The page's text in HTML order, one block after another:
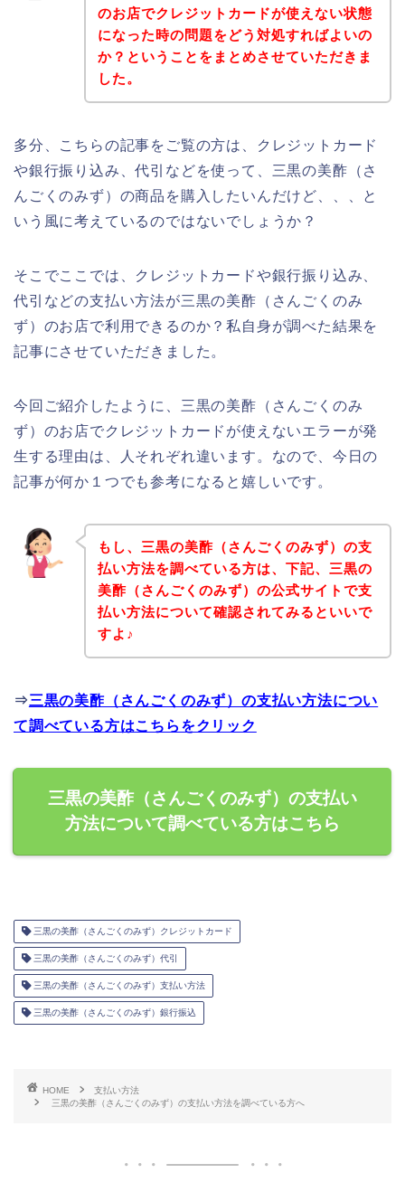
のお店でクレジットカードが使えない状態
になった時の問題をどう対処すればよいの
か？ということをまとめさせていただきま
した。
多分、こちらの記事をご覧の方は、クレジットカード
や銀行振り込み、代引などを使って、三黒の美酢（さ
んごくのみず）の商品を購入したいんだけど、、、と
いう風に考えているのではないでしょうか？
そこでここでは、クレジットカードや銀行振り込み、
代引などの支払い方法が三黒の美酢（さんごくのみ
ず）のお店で利用できるのか？私自身が調べた結果を
記事にさせていただきました。
今回ご紹介したように、三黒の美酢（さんごくのみ
ず）のお店でクレジットカードが使えないエラーが発
生する理由は、人それぞれ違います。なので、今日の
記事が何か１つでも参考になると嬉しいです。
もし、三黒の美酢（さんごくのみず）の支
払い方法を調べている方は、下記、三黒の
美酢（さんごくのみず）の公式サイトで支
払い方法について確認されてみるといいで
すよ♪
⇒三黒の美酢（さんごくのみず）の支払い方法につい
て調べている方はこちらをクリック
三黒の美酢（さんごくのみず）の支払い
方法について調べている方はこちら
三黒の美酢（さんごくのみず）クレジットカード
三黒の美酢（さんごくのみず）代引
三黒の美酢（さんごくのみず）支払い方法
三黒の美酢（さんごくのみず）銀行振込
HOME
支払い方法
三黒の美酢（さんごくのみず）の支払い方法を調べている方へ